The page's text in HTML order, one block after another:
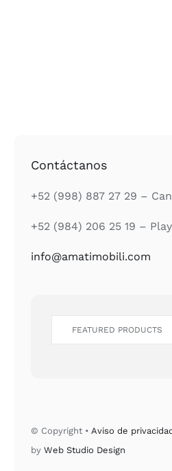
Contáctanos
+52 (998) 887 27 29 –
+52 (984) 206 25 19 –
info@amatimobili.com
FEATURED PRODUCTS
© Copyright • Aviso de
byWeb Studio Design